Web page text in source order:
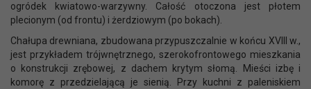
ogródek kwiatowo-warzywny. Całość otoczona jest płotem
plecionym (od frontu) i żerdziowym (po bokach).
Chałupa drewniana, zbudowana przypuszczalnie w końcu XVIII w.,
jest przykładem trójwnętrznego, szerokofrontowego mieszkania
o konstrukcji zrębowej, z dachem krytym słomą. Mieści izbę i
komorę z przedzielającą je sienią. Przy kuchni z paleniskiem